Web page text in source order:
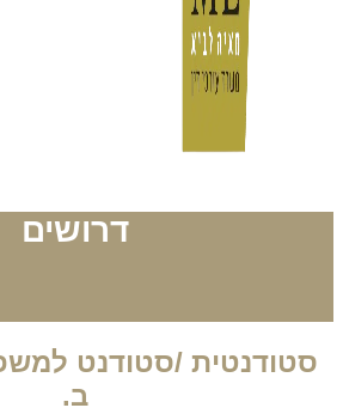
דרושים
סטודנטית /סטודנט
ב.